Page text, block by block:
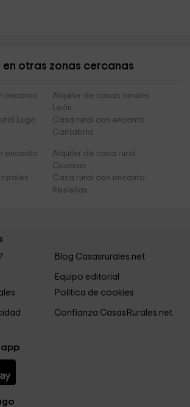
en otras zonas cercanas
encanto
Alquiler de casas rurales
León
Lugo
Casa rural con encanto
Cantabria
encanto
Alquiler de casa rural
Queruas
Casa rural con encanto
Resiellas
Blog Casasrurales.net
Equipo editorial
Política de cookies
Confianza CasasRurales.net